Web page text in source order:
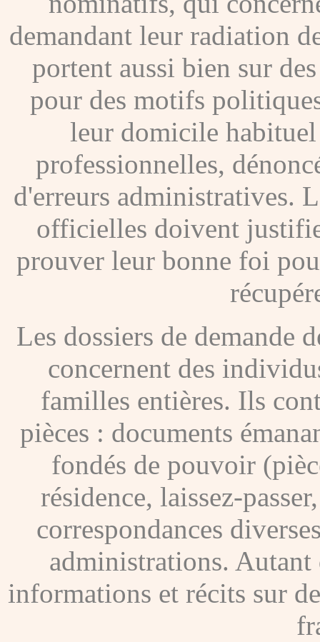
demandant leur radiation
portent aussi bien sur
pour des motifs
leur domicile
professionnelles,
d'erreurs administratives.
officielles doivent
prouver leur bonne foi
Les dossiers de demande
concernent des
familles entières. Ils
pièces : documents
fondés de pouvoir
résidence, laissez-
correspondances
administrations. Autant
informations et récits sur